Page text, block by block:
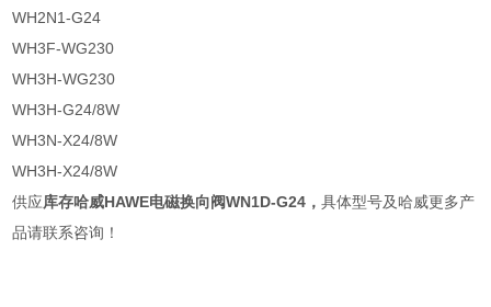
WH2N1-G24
WH3F-WG230
WH3H-WG230
WH3H-G24/8W
WH3N-X24/8W
WH3H-X24/8W
供应库存哈威HAWE电磁换向阀WN1D-G24 ，具体型号及哈威更多产
品请联系咨询！